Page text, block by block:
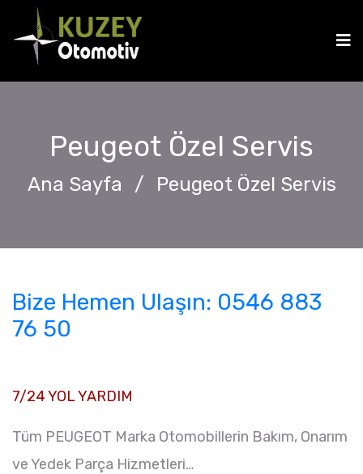
Peugeot Özel Servis
Ana Sayfa / Peugeot Özel Servis
Bize Hemen Ulaşın: 0546 883
76 50
7/24 YOL YARDIM
Tüm PEUGEOT Marka Otomobillerin Bakım, Onarım
ve Yedek Parça Hizmetleri…